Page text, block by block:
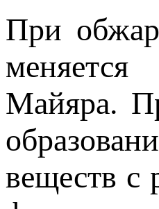
При
меняется
Майяра.
веществ с